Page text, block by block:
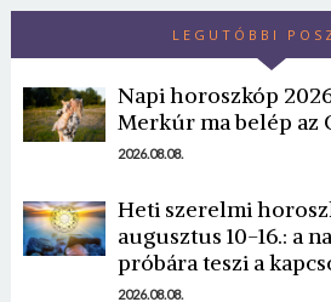
LEGUTÓBBI
Napi horoszkóp
Merkúr ma belép az
2026.08.08.
Heti szerelmi
augusztus 10-16.: a
próbára teszi a
2026.08.08.